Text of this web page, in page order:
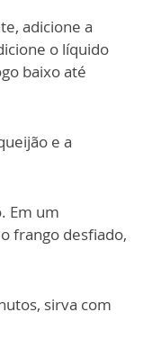
adicione a
o líquido
baixo até
e a
Em um
frango desfiado,
sirva com